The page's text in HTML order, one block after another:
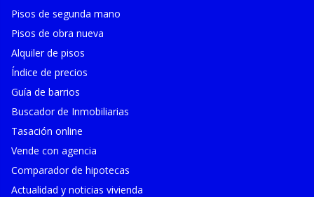
Pisos de segunda mano
Pisos de obra nueva
Alquiler de pisos
Índice de precios
Guía de barrios
Buscador de Inmobiliarias
Tasación online
Vende con agencia
Comparador de hipotecas
Actualidad y noticias vivienda